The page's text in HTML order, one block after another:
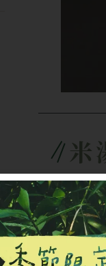
米
在煮
層清
人叫